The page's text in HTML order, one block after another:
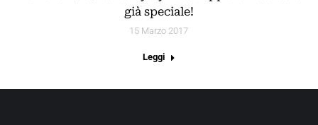
già speciale!
15 Marzo 2017
Leggi